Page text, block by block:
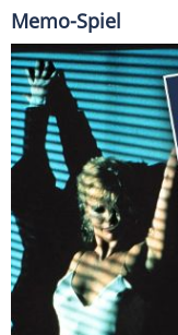
Memo-Spiel